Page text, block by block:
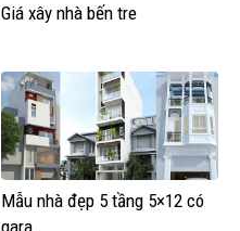
Giá xây nhà bến tre
Mẫu nhà đẹp 5 tầng 5×12 có
gara